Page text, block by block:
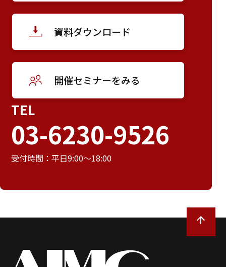
資料ダウンロード
開催セミナーをみる
TEL
03-6230-9526
受付時間：平日9:00～18:00